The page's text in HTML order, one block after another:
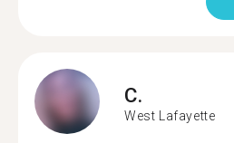
C.
West Lafayette